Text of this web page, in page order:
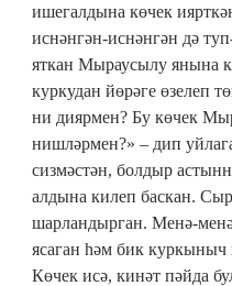
ишегалдына көчек
иснәнгән-иснәнгән дә
яткан Мыраусылу янына
куркудан йөрәге өзелеп
ни диярмен? Бу көчек
нишләрмен?» – дип
сизмәстән, болдыр
алдына килеп баскан.
шарландырган. Менә-
ясаган һәм бик
Көчек исә, кинәт пәйда